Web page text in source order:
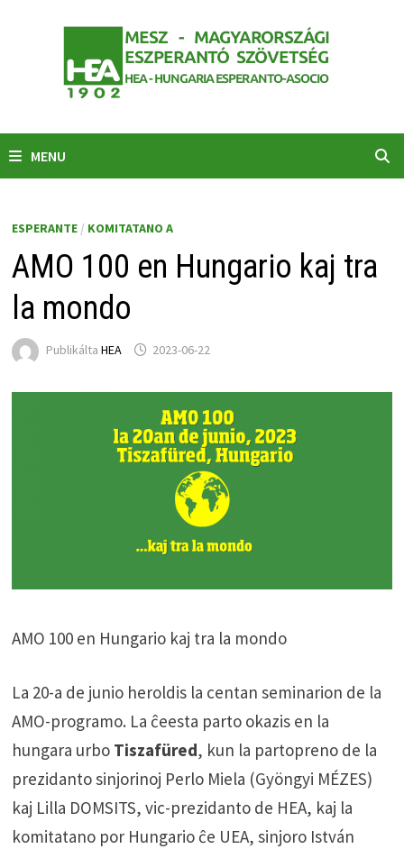
MENU
ESPERANTE/ KOMITATANO A
AMO 100 en Hungario kaj tra
la mondo
Publikálta HEA 2023-06-22
AMO 100 en Hungario kaj tra la mondo
La 20-a de junio heroldis la centan seminarion de la
AMO-programo. La ĉeesta parto okazis en la
hungara urbo Tiszafüred, kun la partopreno de la
prezidanto sinjorinoj Perlo Miela (Gyöngyi MÉZES)
kaj Lilla DOMSITS, vic-prezidanto de HEA, kaj la
komitatano por Hungario ĉe UEA, sinjoro István